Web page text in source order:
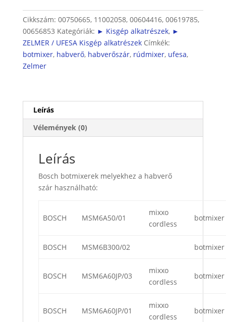
Cikkszám: 00750665, 11002058, 00604416, 00619785,
00656853 Kategóriák: ► Kisgép alkatrészek, ►
ZELMER / UFESA Kisgép alkatrészek Címkék:
botmixer, habverő, habverőszár, rúdmixer, ufesa,
Zelmer
Leírás
Vélemények (0)
Leírás
Bosch botmixerek melyekhez a habverő
szár használható:
BOSCH MSM6A50/01
mixxo
cordless
botmixer
BOSCH MSM6B300/02 botmixer
BOSCH MSM6A60JP/03
mixxo
cordless
botmixer
BOSCH MSM6A60JP/01
mixxo
cordless
botmixer